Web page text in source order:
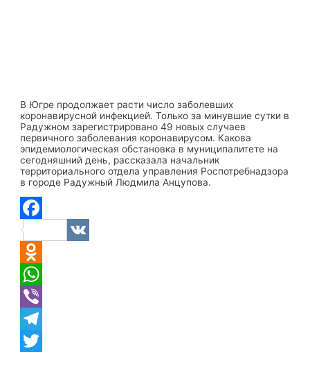
В Югре продолжает расти число заболевших
коронавирусной инфекцией. Только за минувшие сутки в
Радужном зарегистрировано 49 новых случаев
первичного заболевания коронавирусом. Какова
эпидемиологическая обстановка в муниципалитете на
сегодняшний день, рассказала начальник
территориального отдела управления Роспотребнадзора
в городе Радужный Людмила Анцупова.
Facebook
VK
Odnoklassniki
WhatsApp
Viber
Telegram